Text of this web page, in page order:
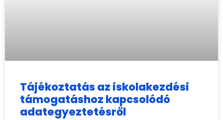
Tájékoztatás az iskolakezdési
támogatáshoz kapcsolódó
adategyeztetésről